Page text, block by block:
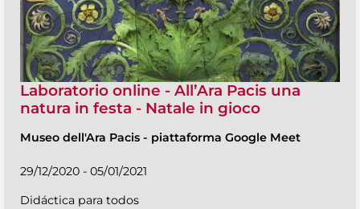
Laboratorio online - All’Ara Pacis una
natura in festa - Natale in gioco
Museo dell'Ara Pacis - piattaforma Google Meet
29/12/2020 - 05/01/2021
Didáctica para todos